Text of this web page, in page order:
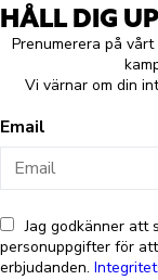
HÅLL DIG
Prenumerera på
Vi värnar om din
Email
Jag godkänner att
personuppgifter för
erbjudanden.